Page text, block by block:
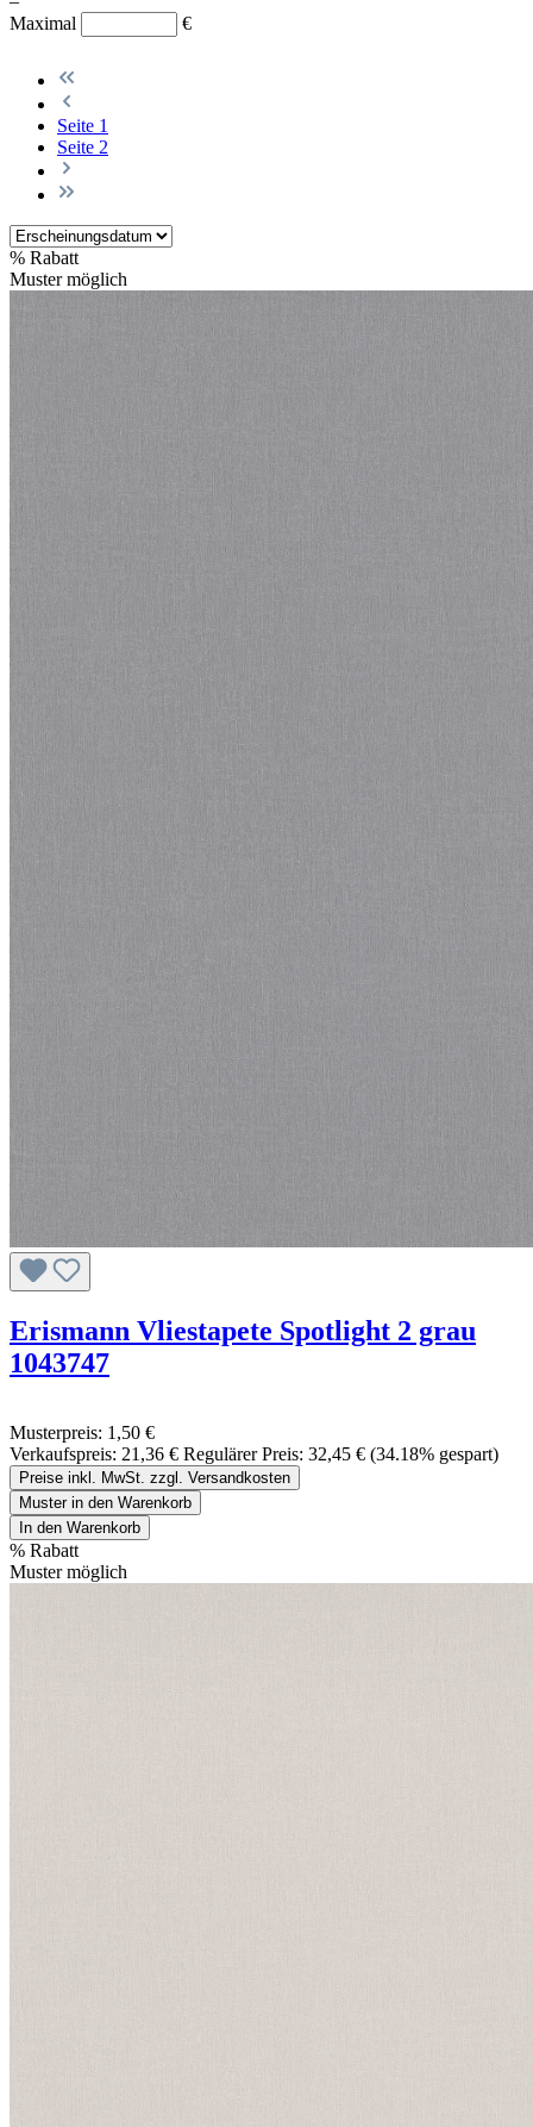
Maximal
€
Seite 1
Seite 2
% Rabatt
Muster möglich
Erismann Vliestapete Spotlight 2 grau
1043747
Musterpreis: 1,50 €
Verkaufspreis: 21,36 € Regulärer Preis: 32,45 € (34.18% gespart)
Preise inkl. MwSt. zzgl. Versandkosten
Muster in den Warenkorb
In den Warenkorb
% Rabatt
Muster möglich